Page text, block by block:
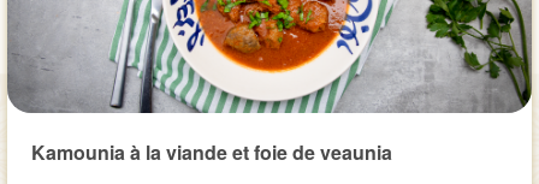
Kamounia à la viande et foie de veaunia